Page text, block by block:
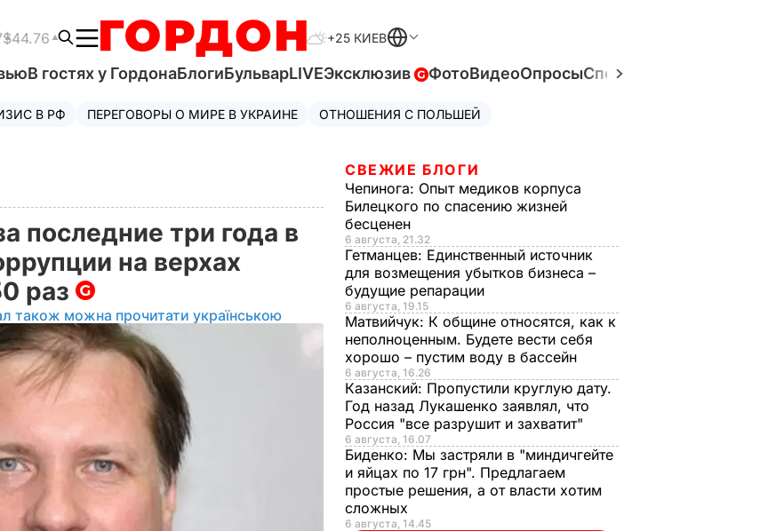
$44.76 +25 КИЕВ
В гостях у ГордонаБлогиБульварLIVEЭксклюзив ФотоВидеоОпросыСпецпроекты
В РФ ПЕРЕГОВОРЫ О МИРЕ В УКРАИНЕ ОТНОШЕНИЯ С ПОЛЬШЕЙ
последние три года в
на верхах
раз
також можна прочитати українською
СВЕЖИЕ БЛОГИ
Чепинога: Опыт медиков корпуса
Билецкого по спасению жизней
бесценен
6 августа, 21.32
Гетманцев: Единственный источник
для возмещения убытков бизнеса –
будущие репарации
6 августа, 19.15
Матвийчук: К общине относятся, как к
неполноценным. Будете вести себя
хорошо – пустим воду в бассейн
6 августа, 16.26
Казанский: Пропустили круглую дату.
Год назад Лукашенко заявлял, что
Россия "все разрушит и захватит"
6 августа, 16.07
Биденко: Мы застряли в "миндичгейте
и яйцах по 17 грн". Предлагаем
простые решения, а от власти хотим
сложных
6 августа, 14.45